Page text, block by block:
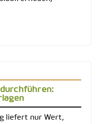
liefert nur Wert,